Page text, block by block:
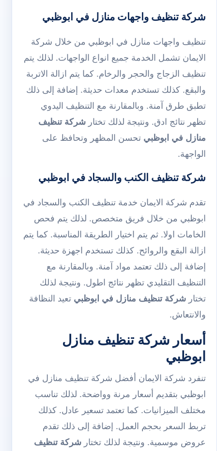
شركة تنظيف واجهات منازل في ابوظبي
تنظيف واجهات منازل في ابوظبي من خلال شركة
الايمان تشمل الخدمة جميع انواع الواجهات. لذلك يتم
تنظيف الزجاج والحجر والرخام. كما يتم ازالة الاتربة
والبقع. كذلك تستخدم معدات حديثة. إضافة إلى ذلك
تطبق طرق آمنة. وبالمقارنة مع التنظيف اليدوي
تظهر نتائج ادق. ونتيجة لذلك تختار شركة تنظيف
منازل في ابوظبي تحسن المظهر وتحافظ على
الواجهة.
شركة تنظيف الكنب والسجاد في ابوظبي
تقدم شركة الايمان خدمة تنظيف الكنب والسجاد في
ابوظبي من خلال فريق متخصص. لذلك يتم فحص
الخامات اولا. ثم يتم اختيار الطريقة المناسبة. كما يتم
ازالة البقع والروائح. كذلك تستخدم اجهزة حديثة.
إضافة إلى ذلك تعتمد مواد آمنة. وبالمقارنة مع
التنظيف التقليدي تظهر نتائج اطول. ونتيجة لذلك
تختار شركة تنظيف منازل في ابوظبي تعيد النظافة
والانتعاش.
أسعار شركة تنظيف منازل
ابوظبي
تنفرد شركة الايمان أفضل شركة تنظيف منازل في
ابوظبي بتقديم أسعار مرنة وواضحة. لذلك تناسب
مختلف الميزانيات. كما تعتمد تسعير عادل. كذلك
تربط السعر بحجم العمل. إضافة إلى ذلك تقدم
عروض موسمية. ونتيجة لذلك تختار شركة تنظيف